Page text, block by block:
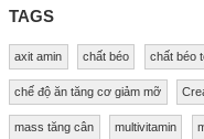
TAGS
axit amin chất béo chất béo
chế độ ăn tăng cơ giảm mỡ
mass tăng cân multivitamin